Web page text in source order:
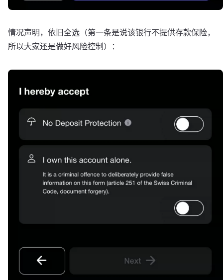
情况声明，依旧全选（第一条是说该银行不提供存款保险，
所以大家还是做好风险控制）：